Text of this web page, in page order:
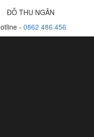
ĐỖ THU NGÂN
- 0862 486 456